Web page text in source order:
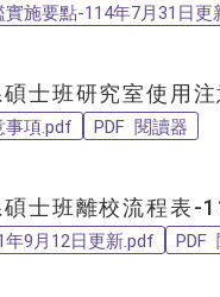
施要點-114年7月31日更
士班研究室使用
事項.pdf PDF 閱讀器
碩士班離校流程表-
9月12日更新.pdf PDF